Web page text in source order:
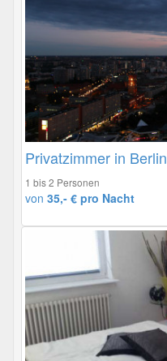
Privatzimmer in Berlin
1 bis 2 Personen
von 35,- € pro Nacht